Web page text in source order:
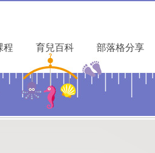
程 育兒百科 部落格分享